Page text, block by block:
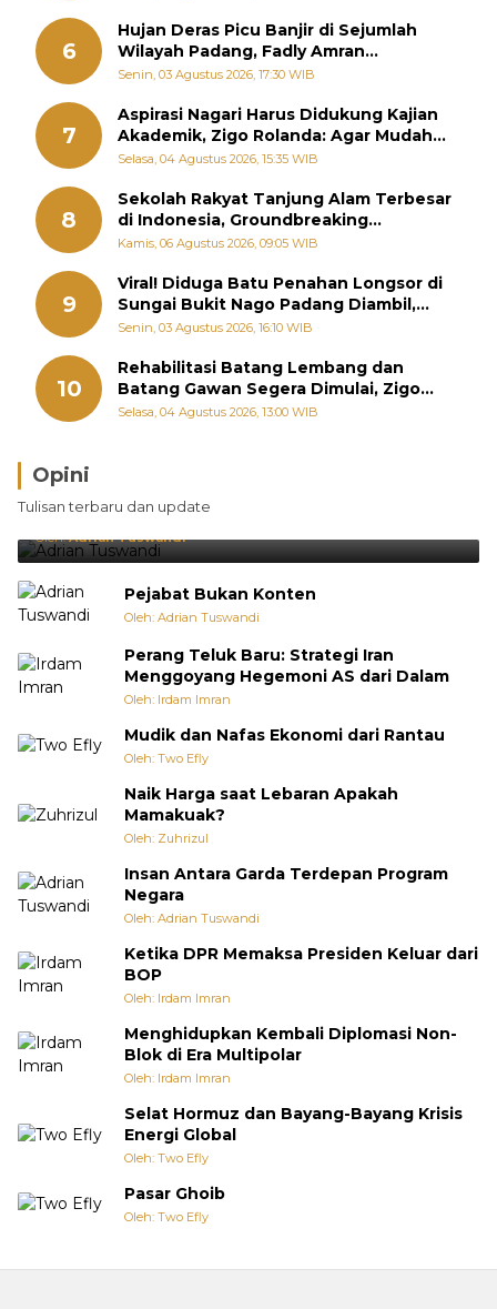
6
Hujan Deras Picu Banjir di Sejumlah
Wilayah Padang, Fadly Amran
Perintahkan OPD Siaga
Senin, 03 Agustus 2026, 17:30 WIB
7
Aspirasi Nagari Harus Didukung Kajian
Akademik, Zigo Rolanda: Agar Mudah
Diperjuangkan di Kementerian
Selasa, 04 Agustus 2026, 15:35 WIB
8
Sekolah Rakyat Tanjung Alam Terbesar
di Indonesia, Groundbreaking
September
Kamis, 06 Agustus 2026, 09:05 WIB
9
Viral! Diduga Batu Penahan Longsor di
Sungai Bukit Nago Padang Diambil,
Warga Khawatir Bencana Terulang
Senin, 03 Agustus 2026, 16:10 WIB
10
Rehabilitasi Batang Lembang dan
Batang Gawan Segera Dimulai, Zigo
Rolanda Pastikan Proyek Berjalan
Selasa, 04 Agustus 2026, 13:00 WIB
Opini
Tulisan terbaru dan update
Brasil Lebih Diunggulkan, tetapi Jepang Selalu
Punya Cara Membuat Kejutan
Oleh:Adrian Tuswandi
Pejabat Bukan Konten
Oleh: Adrian Tuswandi
Perang Teluk Baru: Strategi Iran
Menggoyang Hegemoni AS dari Dalam
Oleh: Irdam Imran
Mudik dan Nafas Ekonomi dari Rantau
Oleh: Two Efly
Naik Harga saat Lebaran Apakah
Mamakuak?
Oleh: Zuhrizul
Insan Antara Garda Terdepan Program
Negara
Oleh: Adrian Tuswandi
Ketika DPR Memaksa Presiden Keluar dari
BOP
Oleh: Irdam Imran
Menghidupkan Kembali Diplomasi Non-
Blok di Era Multipolar
Oleh: Irdam Imran
Selat Hormuz dan Bayang-Bayang Krisis
Energi Global
Oleh: Two Efly
Pasar Ghoib
Oleh: Two Efly